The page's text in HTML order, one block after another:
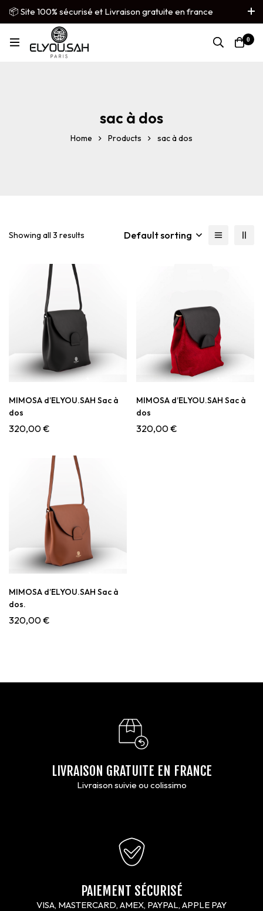
📦 Site 100% sécurisé et Livraison gratuite en france
métropolitaine
French ▼
0
sac à dos
Home Products sac à dos
Showing all 3 results Default sorting
MIMOSA d’ELYOU.SAH Sac à
dos
320,00€
MIMOSA d’ELYOU.SAH Sac à
dos
320,00€
MIMOSA d’ELYOU.SAH Sac à
dos.
320,00€
LIVRAISON GRATUITE EN FRANCE
Livraison suivie ou colissimo
PAIEMENT SÉCURISÉ
VISA, MASTERCARD, AMEX, PAYPAL, APPLE PAY